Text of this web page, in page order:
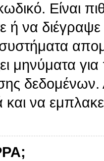
Είναι
ή να
μηνύματα
και να